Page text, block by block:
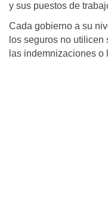
y sus puestos de
Cada gobierno a su
los seguros no
las indemnizaciones o